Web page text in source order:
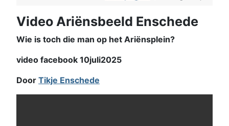
Video Ariënsbeeld Enschede
Wie is toch die man op het Ariënsplein?
video facebook 10juli2025
Door Tikje Enschede